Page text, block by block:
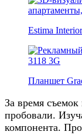
Estima
Планшет
За время съемок
пробовали.
компонента.